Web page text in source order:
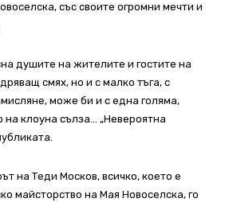
със своите огромни мечти и
душите на жителите и гостите на
смях, но и с малко тъга, с
може би и с една голяма,
на клоуна сълза… „Невероятна
на Теди Москов, всичко, което е
майсторство на Мая Новоселска, го